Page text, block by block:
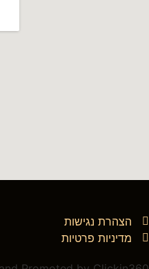
הצהרת נגישות
מדיניות פרטיות